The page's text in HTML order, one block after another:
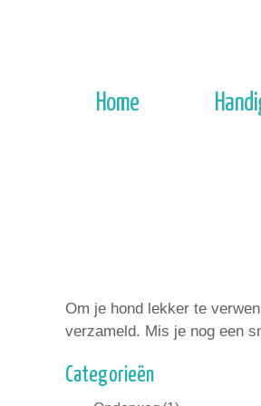
Home
Om je hond lekker te
verzameld. Mis je nog een
Categorieën